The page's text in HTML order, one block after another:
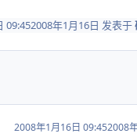
09:452008年1月16日 发表于
2008年1月16日 09:452008